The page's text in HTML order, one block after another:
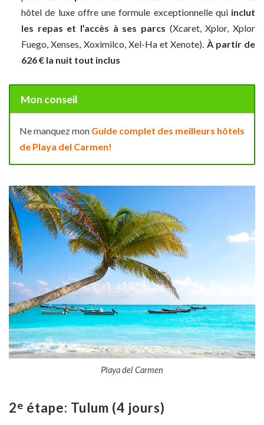
hôtel de luxe offre une formule exceptionnelle quiinclut
les repas et l’accès à ses parcs (Xcaret, Xplor, Xplor
Fuego, Xenses, Xoximilco, Xel-Ha et Xenote). À partir de
626 € la nuit tout inclus
Mon conseil
Ne manquez mon Guide complet des meilleurs hôtels
de Playa del Carmen!
Playa del Carmen
2e étape: Tulum (4 jours)